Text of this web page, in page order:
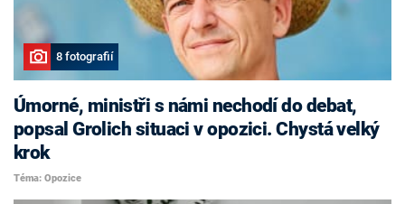
8 fotografií
Úmorné, ministři s námi nechodí do debat,
popsal Grolich situaci v opozici. Chystá velký
krok
Téma: Opozice